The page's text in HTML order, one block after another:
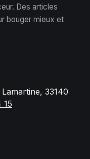
Des articles
bouger mieux et
33140
15